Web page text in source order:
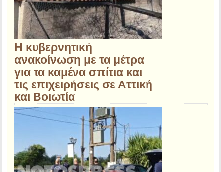
Η κυβερνητική
ανακοίνωση με τα μέτρα
για τα καμένα σπίτια και
τις επιχειρήσεις σε Αττική
και Βοιωτία